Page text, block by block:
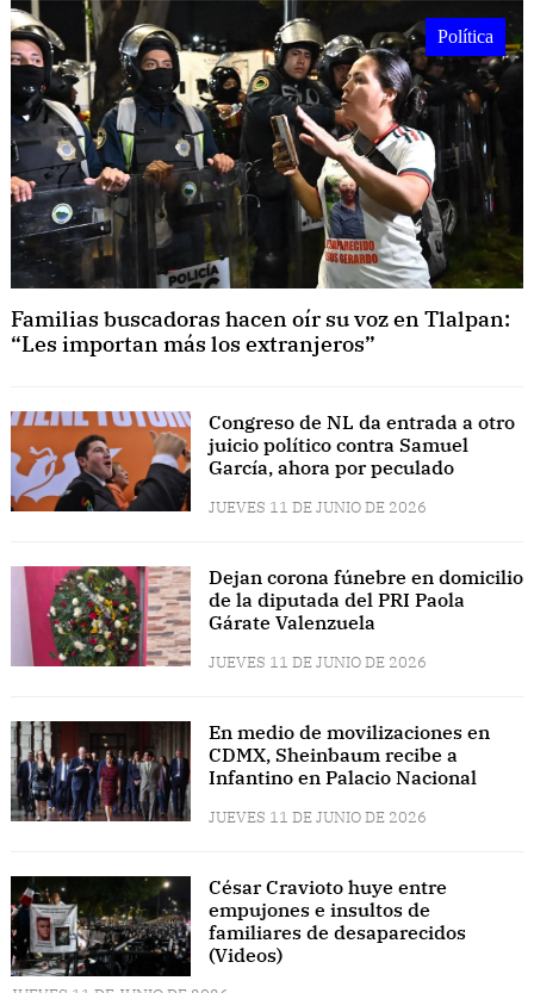
Política
Familias buscadoras hacen oír su voz en Tlalpan:
“Les importan más los extranjeros”
Congreso de NL da entrada a otro
juicio político contra Samuel
García, ahora por peculado
JUEVES 11 DE JUNIO DE 2026
Dejan corona fúnebre en domicilio
de la diputada del PRI Paola
Gárate Valenzuela
JUEVES 11 DE JUNIO DE 2026
En medio de movilizaciones en
CDMX, Sheinbaum recibe a
Infantino en Palacio Nacional
JUEVES 11 DE JUNIO DE 2026
César Cravioto huye entre
empujones e insultos de
familiares de desaparecidos
(Videos)